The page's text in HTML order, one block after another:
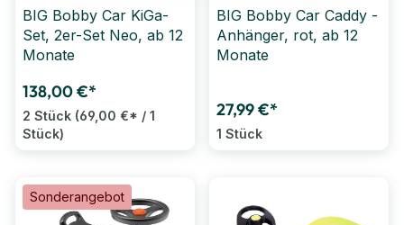
BIG Bobby Car KiGa-
Set, 2er-Set Neo, ab 12
Monate
138,00 €*
2 Stück (69,00 €* / 1
Stück)
BIG Bobby Car Caddy -
Anhänger, rot, ab 12
Monate
27,99 €*
1 Stück
Sonderangebot